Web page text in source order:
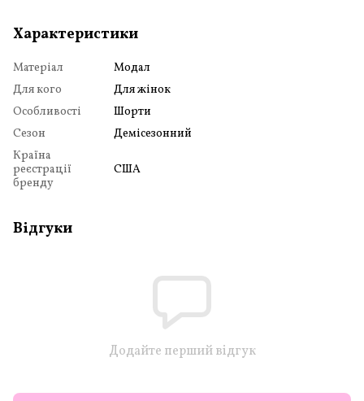
Характеристики
Матеріал
Модал
Для кого
Для жінок
Особливості
Шорти
Сезон
Демісезонний
Країна
реєстрації
бренду
США
Відгуки
Додайте перший відгук